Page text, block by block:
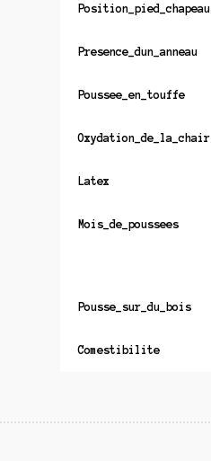
Position_pied_chapeau
Presence_dun_anneau
Poussee_en_touffe
Oxydation_de_la_chair
Latex
Mois_de_poussees
Pousse_sur_du_bois
Comestibilite